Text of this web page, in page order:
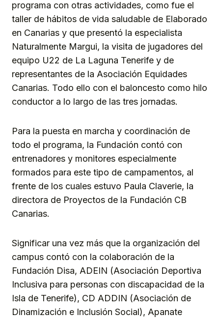
programa con otras actividades, como fue el
taller de hábitos de vida saludable de Elaborado
en Canarias y que presentó la especialista
Naturalmente Margui, la visita de jugadores del
equipo U22 de La Laguna Tenerife y de
representantes de la Asociación Equidades
Canarias. Todo ello con el baloncesto como hilo
conductor a lo largo de las tres jornadas.
Para la puesta en marcha y coordinación de
todo el programa, la Fundación contó con
entrenadores y monitores especialmente
formados para este tipo de campamentos, al
frente de los cuales estuvo Paula Claverie, la
directora de Proyectos de la Fundación CB
Canarias.
Significar una vez más que la organización del
campus contó con la colaboración de la
Fundación Disa, ADEIN (Asociación Deportiva
Inclusiva para personas con discapacidad de la
Isla de Tenerife), CD ADDIN (Asociación de
Dinamización e Inclusión Social), Apanate